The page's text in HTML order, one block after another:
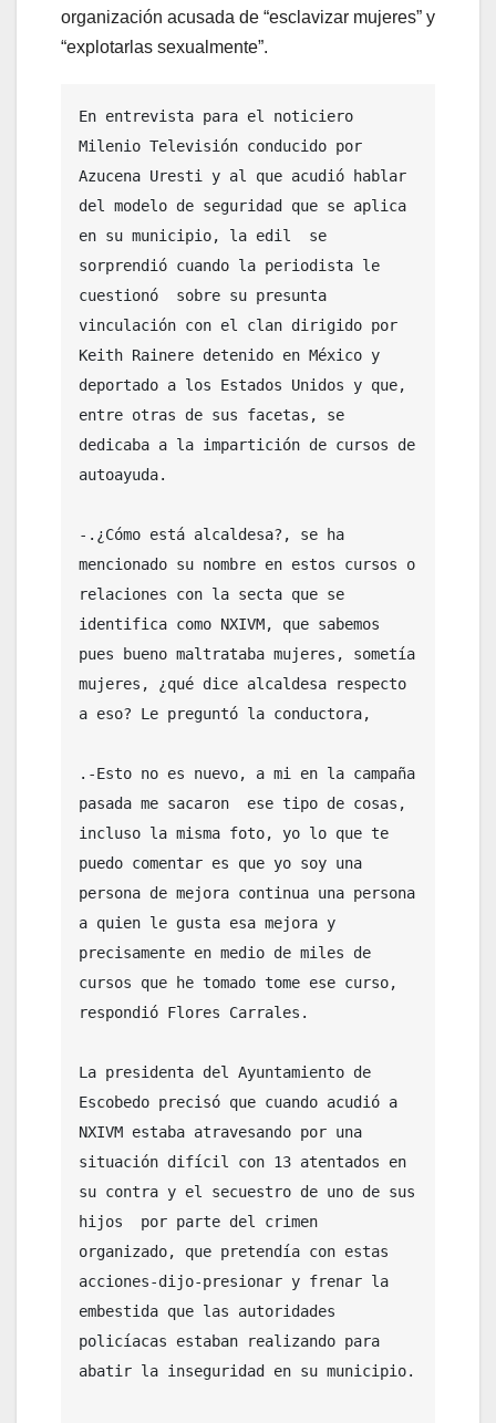
organización acusada de “esclavizar mujeres” y
“explotarlas sexualmente”.
En entrevista para el noticiero
Milenio Televisión conducido por
Azucena Uresti y al que acudió hablar
del modelo de seguridad que se aplica
en su municipio, la edil  se
sorprendió cuando la periodista le
cuestionó  sobre su presunta
vinculación con el clan dirigido por
Keith Rainere detenido en México y
deportado a los Estados Unidos y que,
entre otras de sus facetas, se
dedicaba a la impartición de cursos de
autoayuda.
-.¿Cómo está alcaldesa?, se ha
mencionado su nombre en estos cursos o
relaciones con la secta que se
identifica como NXIVM, que sabemos
pues bueno maltrataba mujeres, sometía
mujeres, ¿qué dice alcaldesa respecto
a eso? Le preguntó la conductora,
.-Esto no es nuevo, a mi en la campaña
pasada me sacaron  ese tipo de cosas,
incluso la misma foto, yo lo que te
puedo comentar es que yo soy una
persona de mejora continua una persona
a quien le gusta esa mejora y
precisamente en medio de miles de
cursos que he tomado tome ese curso,
respondió Flores Carrales.
La presidenta del Ayuntamiento de
Escobedo precisó que cuando acudió a
NXIVM estaba atravesando por una
situación difícil con 13 atentados en
su contra y el secuestro de uno de sus
hijos  por parte del crimen
organizado, que pretendía con estas
acciones-dijo-presionar y frenar la
embestida que las autoridades
policíacas estaban realizando para
abatir la inseguridad en su municipio.